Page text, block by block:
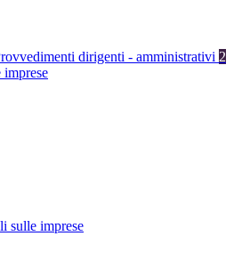
dirigenti - amministrativi 2
sulle imprese